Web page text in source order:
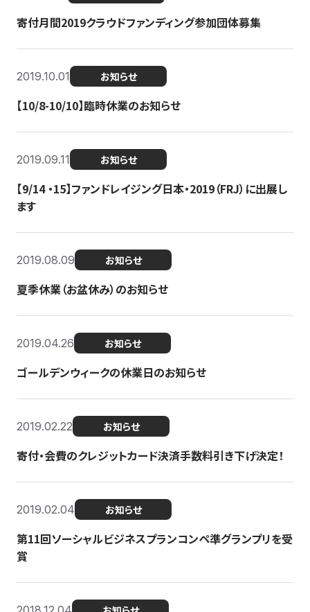
寄付月間2019クラウドファンディング参加団体募集
2019.10.01 お知らせ
【10/8-10/10】臨時休業のお知らせ
2019.09.11 お知らせ
【9/14 ・15】ファンドレイジング日本・2019（FRJ）に出展し
ます
2019.08.09 お知らせ
夏季休業（お盆休み）のお知らせ
2019.04.26 お知らせ
ゴールデンウィークの休業日のお知らせ
2019.02.22 お知らせ
寄付・会費のクレジットカード決済手数料引き下げ決定！
2019.02.04 お知らせ
第11回ソーシャルビジネスプランコンペ準グランプリを受
賞